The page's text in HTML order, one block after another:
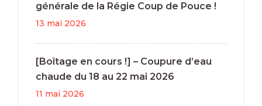
générale de la Régie Coup de Pouce !
13 mai 2026
[Boîtage en cours !] – Coupure d’eau
chaude du 18 au 22 mai 2026
11 mai 2026